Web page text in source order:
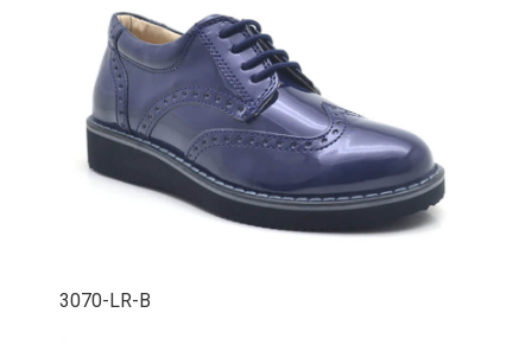
3070-LR-B